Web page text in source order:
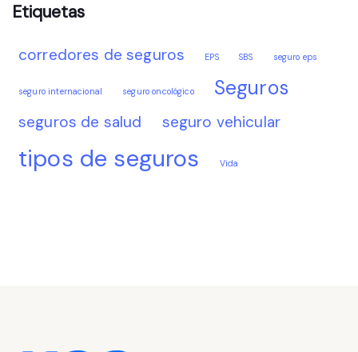
Etiquetas
corredores de seguros EPS SBS seguro eps
seguro internacional seguro oncológico Seguros
seguros de salud seguro vehicular
tipos de seguros Vida